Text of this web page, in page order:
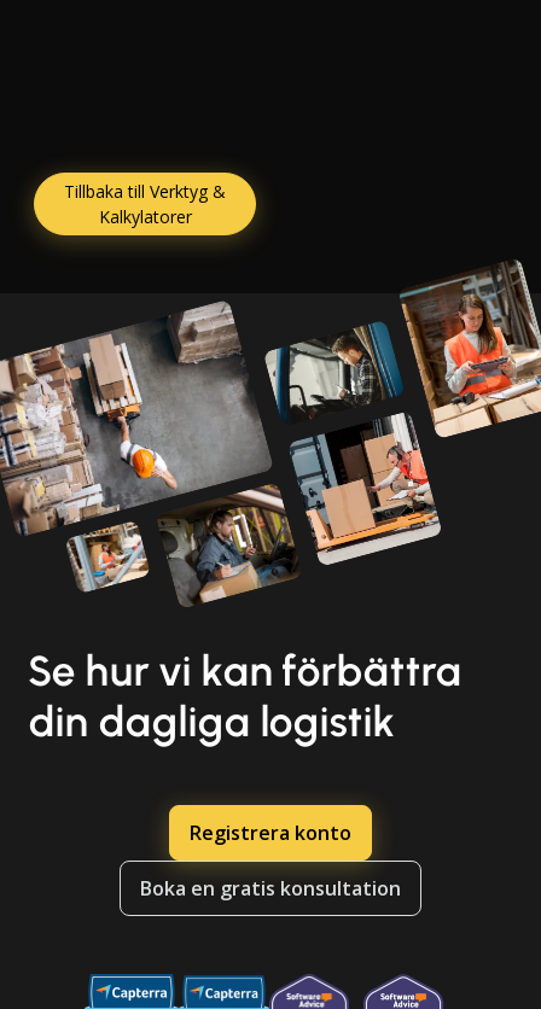
Tillbaka till Verktyg &
Kalkylatorer
Se hur vi kan förbättra
din dagliga logistik
Registrera konto
Boka en gratis konsultation